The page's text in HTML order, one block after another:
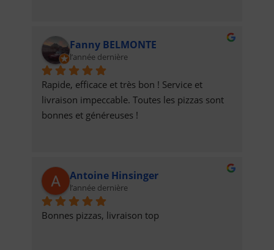
Fanny BELMONTE
l’année dernière
Rapide, efficace et très bon ! Service et
livraison impeccable. Toutes les pizzas sont
bonnes et généreuses !
Antoine Hinsinger
l’année dernière
Bonnes pizzas, livraison top